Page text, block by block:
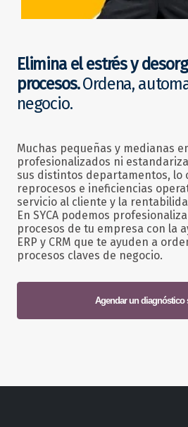
Elimina el estrés y
procesos.Ordena,
negocio.
Muchas pequeñas y medianas
profesionalizados ni
sus distintos departamentos, lo
reprocesos e ineficiencias
servicio al cliente y la
En SYCA podemos
procesos de tu empresa con la
ERP y CRM que te ayuden a
procesos claves de negocio.
Agendar un diagnóstico